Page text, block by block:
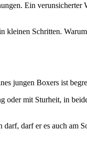
Ein verunsicherter
kleinen Schritten.
jungen Boxers ist
mit Sturheit, in
darf er es auch am